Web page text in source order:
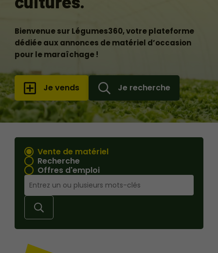
Bienvenue sur Légumes360, votre plateforme
dédiée aux annonces de matériel d’occasion
pour le maraîchage !
Je vends Je recherche
Vente de matériel
Recherche
Offres d'emploi